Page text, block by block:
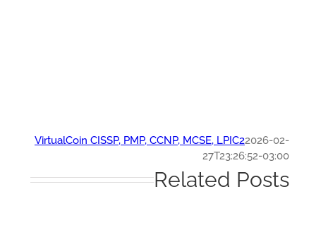
VirtualCoin CISSP, PMP, CCNP, MCSE, LPIC22026-
27T23:26:52-
Related